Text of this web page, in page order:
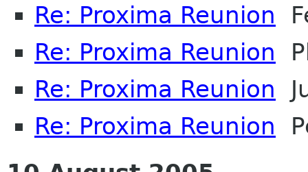
Re: Proxima Reunion
Re: Proxima Reunion
Re: Proxima Reunion
Re: Proxima Reunion